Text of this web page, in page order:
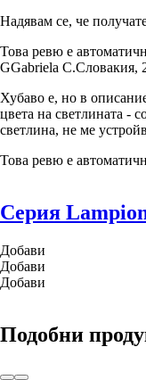
Надявам се, че
Това ревю е
GGabriela C.Словакия,
Хубаво е, но в
цвета на светлината -
светлина, не ме
Това ревю е
Серия
Добави
Добави
Добави
Подобни